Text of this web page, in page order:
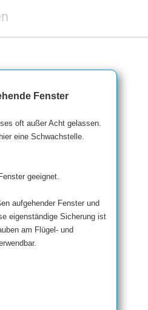
Fenster
oft außer Acht gelassen.
eine Schwachstelle.
geeignet.
aufgehender Fenster und
eigenständige Sicherung ist
am Flügel- und